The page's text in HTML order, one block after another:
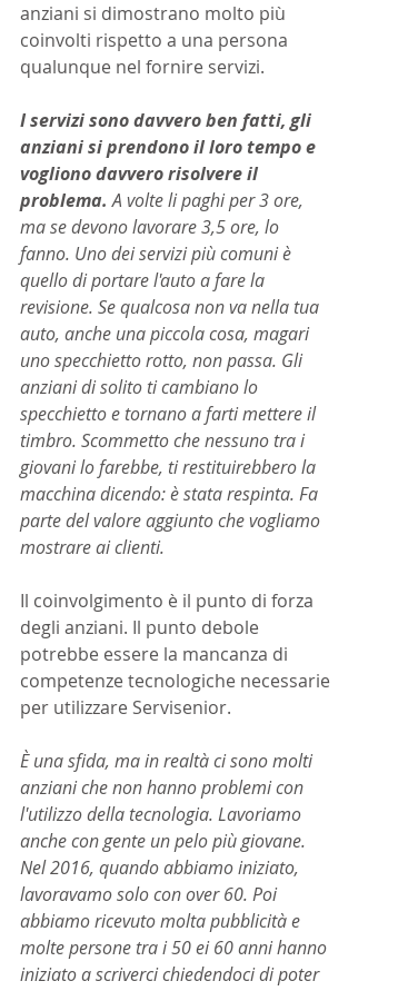
anziani si dimostrano molto più
coinvolti rispetto a una persona
qualunque nel fornire servizi.
I servizi sono davvero ben fatti, gli
anziani si prendono il loro tempo e
vogliono davvero risolvere il
problema. A volte li paghi per 3 ore,
ma se devono lavorare 3,5 ore, lo
fanno. Uno dei servizi più comuni è
quello di portare l'auto a fare la
revisione. Se qualcosa non va nella tua
auto, anche una piccola cosa, magari
uno specchietto rotto, non passa. Gli
anziani di solito ti cambiano lo
specchietto e tornano a farti mettere il
timbro. Scommetto che nessuno tra i
giovani lo farebbe, ti restituirebbero la
macchina dicendo: è stata respinta. Fa
parte del valore aggiunto che vogliamo
mostrare ai clienti.
Il coinvolgimento è il punto di forza
degli anziani. Il punto debole
potrebbe essere la mancanza di
competenze tecnologiche necessarie
per utilizzare Servisenior.
È una sfida, ma in realtà ci sono molti
anziani che non hanno problemi con
l'utilizzo della tecnologia. Lavoriamo
anche con gente un pelo più giovane.
Nel 2016, quando abbiamo iniziato,
lavoravamo solo con over 60. Poi
abbiamo ricevuto molta pubblicità e
molte persone tra i 50 ei 60 anni hanno
iniziato a scriverci chiedendoci di poter